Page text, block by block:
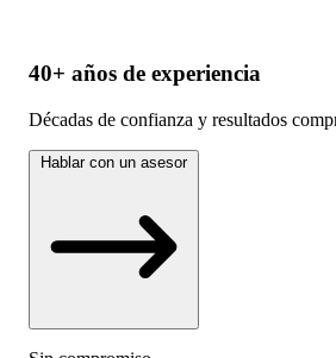
40+ años de experiencia
Décadas de confianza y resultados
Hablar con un asesor